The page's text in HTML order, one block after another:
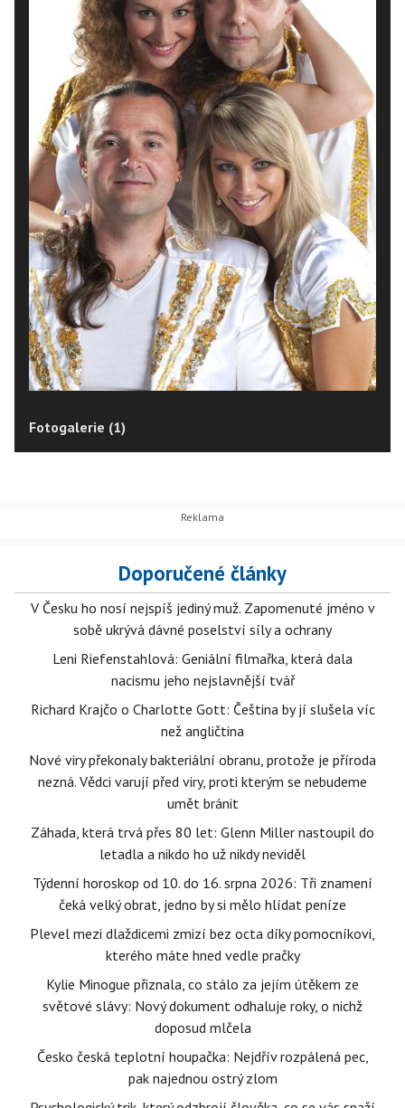
Fotogalerie (1)
Doporučené články
V Česku ho nosí nejspíš jediný muž. Zapomenuté jméno v
sobě ukrývá dávné poselství síly a ochrany
Leni Riefenstahlová: Geniální filmařka, která dala
nacismu jeho nejslavnější tvář
Richard Krajčo o Charlotte Gott: Čeština by jí slušela víc
než angličtina
Nové viry překonaly bakteriální obranu, protože je příroda
nezná. Vědci varují před viry, proti kterým se nebudeme
umět bránit
Záhada, která trvá přes 80 let: Glenn Miller nastoupil do
letadla a nikdo ho už nikdy neviděl
Týdenní horoskop od 10. do 16. srpna 2026: Tři znamení
čeká velký obrat, jedno by si mělo hlídat peníze
Plevel mezi dlaždicemi zmizí bez octa díky pomocníkovi,
kterého máte hned vedle pračky
Kylie Minogue přiznala, co stálo za jejím útěkem ze
světové slávy: Nový dokument odhaluje roky, o nichž
doposud mlčela
Česko česká teplotní houpačka: Nejdřív rozpálená pec,
pak najednou ostrý zlom